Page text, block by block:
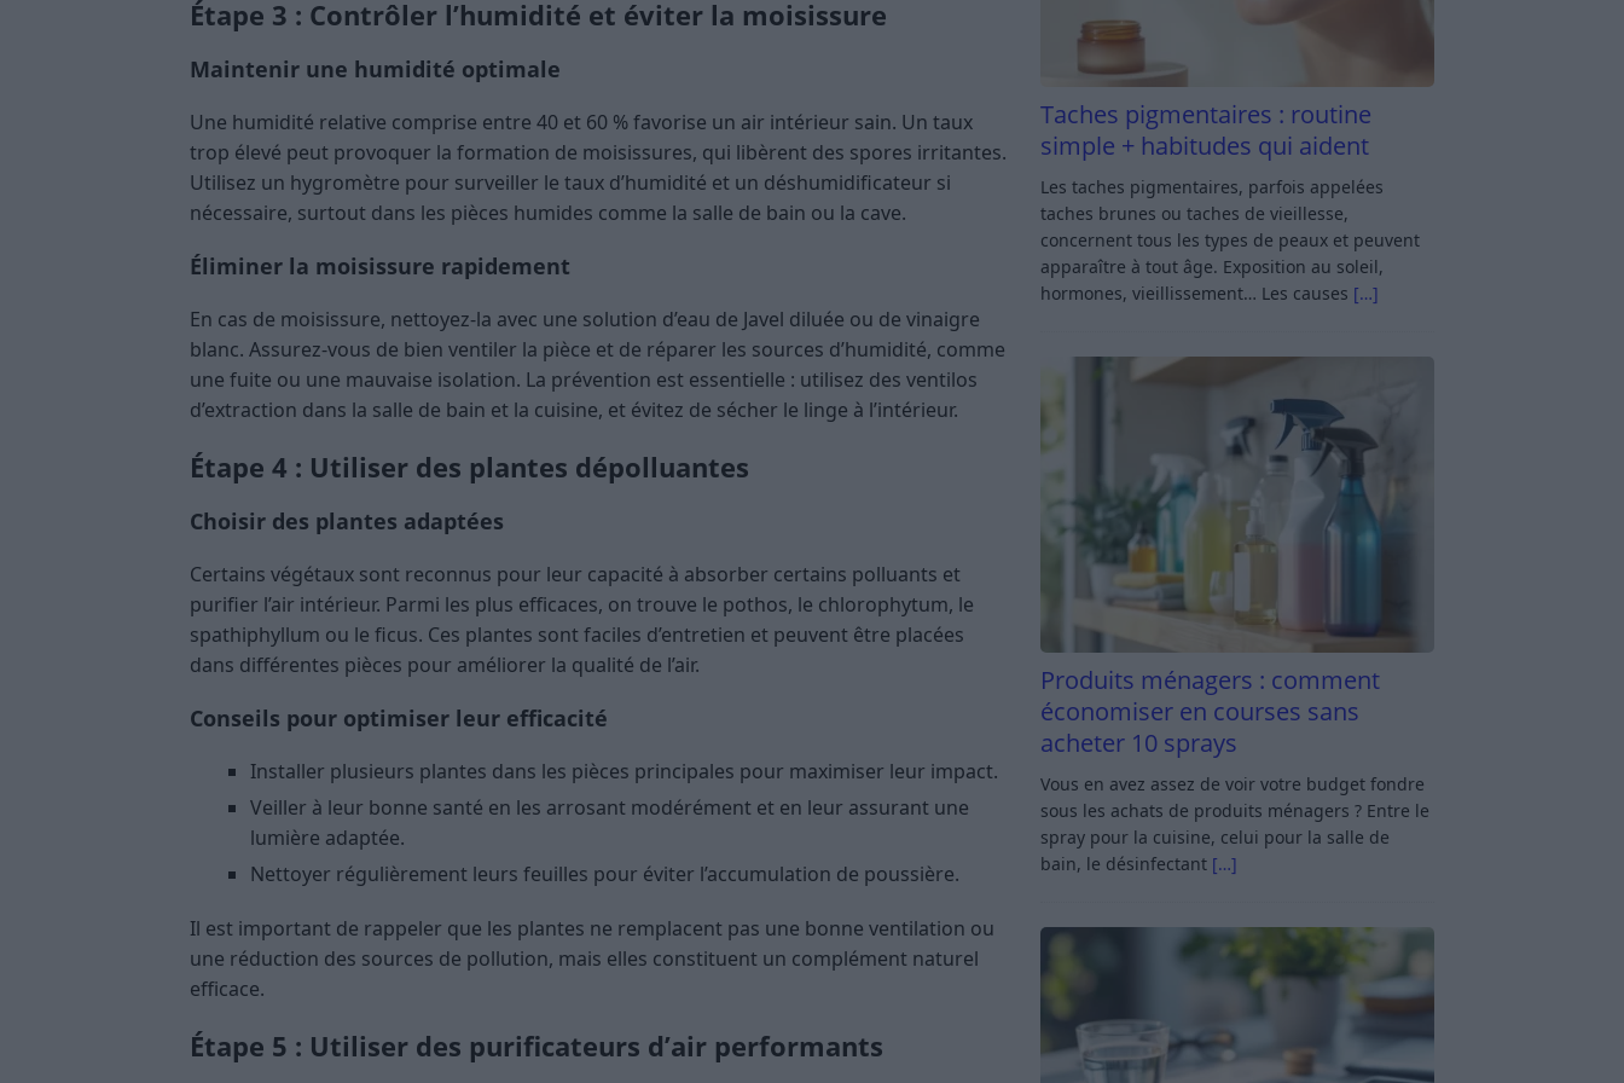
Étape 3 : Contrôler l’humidité et éviter la moisissure
Maintenir une humidité optimale
Une humidité relative comprise entre 40 et 60 % favorise un air intérieur sain. Un taux
trop élevé peut provoquer la formation de moisissures, qui libèrent des spores irritantes.
Utilisez un hygromètre pour surveiller le taux d’humidité et un déshumidificateur si
nécessaire, surtout dans les pièces humides comme la salle de bain ou la cave.
Éliminer la moisissure rapidement
En cas de moisissure, nettoyez-la avec une solution d’eau de Javel diluée ou de vinaigre
blanc. Assurez-vous de bien ventiler la pièce et de réparer les sources d’humidité, comme
une fuite ou une mauvaise isolation. La prévention est essentielle : utilisez des ventilos
d’extraction dans la salle de bain et la cuisine, et évitez de sécher le linge à l’intérieur.
Étape 4 : Utiliser des plantes dépolluantes
Choisir des plantes adaptées
Certains végétaux sont reconnus pour leur capacité à absorber certains polluants et
purifier l’air intérieur. Parmi les plus efficaces, on trouve le pothos, le chlorophytum, le
spathiphyllum ou le ficus. Ces plantes sont faciles d’entretien et peuvent être placées
dans différentes pièces pour améliorer la qualité de l’air.
Conseils pour optimiser leur efficacité
Installer plusieurs plantes dans les pièces principales pour maximiser leur impact.
Veiller à leur bonne santé en les arrosant modérément et en leur assurant une
lumière adaptée.
Nettoyer régulièrement leurs feuilles pour éviter l’accumulation de poussière.
Il est important de rappeler que les plantes ne remplacent pas une bonne ventilation ou
une réduction des sources de pollution, mais elles constituent un complément naturel
efficace.
Étape 5 : Utiliser des purificateurs d’air performants
Taches pigmentaires : routine
simple + habitudes qui aident
Les taches pigmentaires, parfois appelées
taches brunes ou taches de vieillesse,
concernent tous les types de peaux et peuvent
apparaître à tout âge. Exposition au soleil,
hormones, vieillissement… Les causes […]
Produits ménagers : comment
économiser en courses sans
acheter 10 sprays
Vous en avez assez de voir votre budget fondre
sous les achats de produits ménagers ? Entre le
spray pour la cuisine, celui pour la salle de
bain, le désinfectant […]